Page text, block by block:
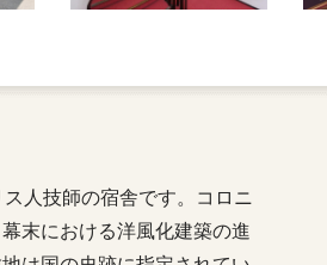
人技師の宿舎です。コロニ
末における洋風化建築の進